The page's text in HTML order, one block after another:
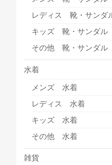
レディス 靴・サンダ
キッズ 靴・サンダル
その他 靴・サンダル
水着
メンズ 水着
レディス 水着
キッズ 水着
その他 水着
雑貨